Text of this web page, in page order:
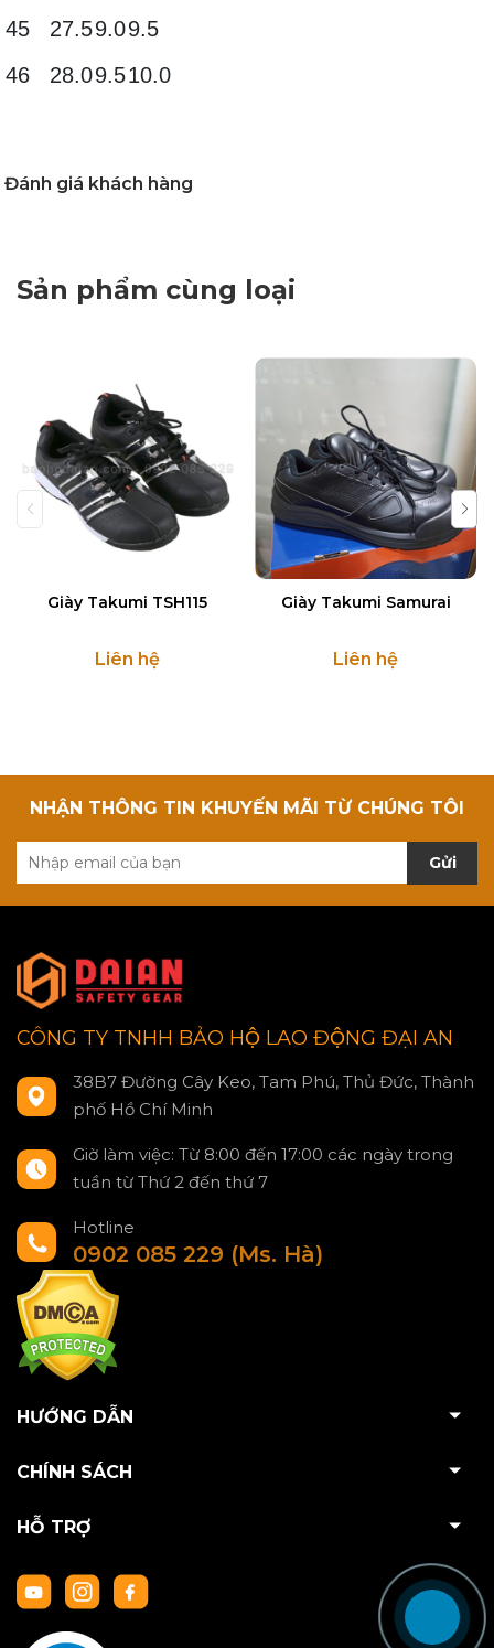
45
27.59.09.5
46
28.09.510.0
Đánh giá khách hàng
Sản phẩm cùng loại
Giày Takumi TSH115
Liên hệ
Giày Takumi Samurai
Liên hệ
NHẬN THÔNG TIN KHUYẾN MÃI TỪ CHÚNG TÔI
Gửi
CÔNG TY TNHH BẢO HỘ LAO ĐỘNG ĐẠI AN
38B7 Đường Cây Keo, Tam Phú, Thủ Đức, Thành
phố Hồ Chí Minh
Giờ làm việc: Từ 8:00 đến 17:00 các ngày trong
tuần từ Thứ 2 đến thứ 7
Hotline
0902 085 229 (Ms. Hà)
HƯỚNG DẪN
CHÍNH SÁCH
HỖ TRỢ